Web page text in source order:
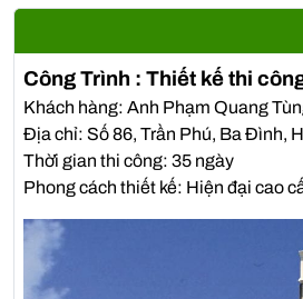
Công Trình : Thiết kế thi
Khách hàng: Anh Phạm Quang
Địa chỉ: Số 86, Trần Phú, Ba Đình,
Thời gian thi công: 35 ngày
Phong cách thiết kế: Hiện đại cao